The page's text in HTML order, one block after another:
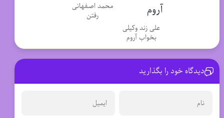
علی زند وکیلی
بخواب آروم
محمد اصفهانی
رفتن
دیدگاه خود را بگذارید